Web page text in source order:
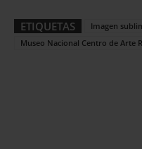
ETIQUETAS
Imagen
Museo Nacional Centro de Arte